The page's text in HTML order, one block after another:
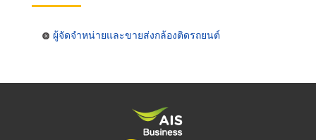
ผู้จัดจำหน่ายและขายส่งกล้องติดรถยนต์